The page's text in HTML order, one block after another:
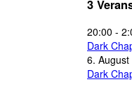
3
20:00 -
Dark
6.
Dark